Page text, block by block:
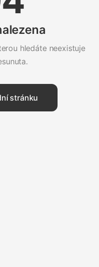
hledáte neexistuje
stránku